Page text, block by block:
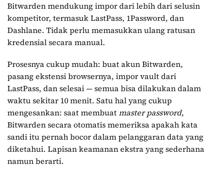
Bitwarden mendukung impor dari lebih dari selusin
kompetitor, termasuk LastPass, 1Password, dan
Dashlane. Tidak perlu memasukkan ulang ratusan
kredensial secara manual.
Prosesnya cukup mudah: buat akun Bitwarden,
pasang ekstensi browsernya, impor vault dari
LastPass, dan selesai — semua bisa dilakukan dalam
waktu sekitar 10 menit. Satu hal yang cukup
mengesankan: saat membuatmaster password,
Bitwarden secara otomatis memeriksa apakah kata
sandi itu pernah bocor dalam pelanggaran data yang
diketahui. Lapisan keamanan ekstra yang sederhana
namun berarti.